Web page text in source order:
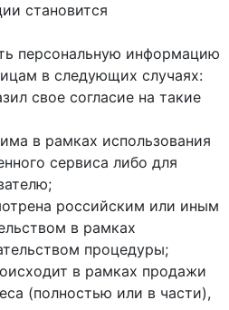
становится
персональную информацию
в следующих случаях:
свое согласие на такие
в рамках использования
сервиса либо для
российским или иным
в рамках
процедуры;
в рамках продажи
(полностью или в части),